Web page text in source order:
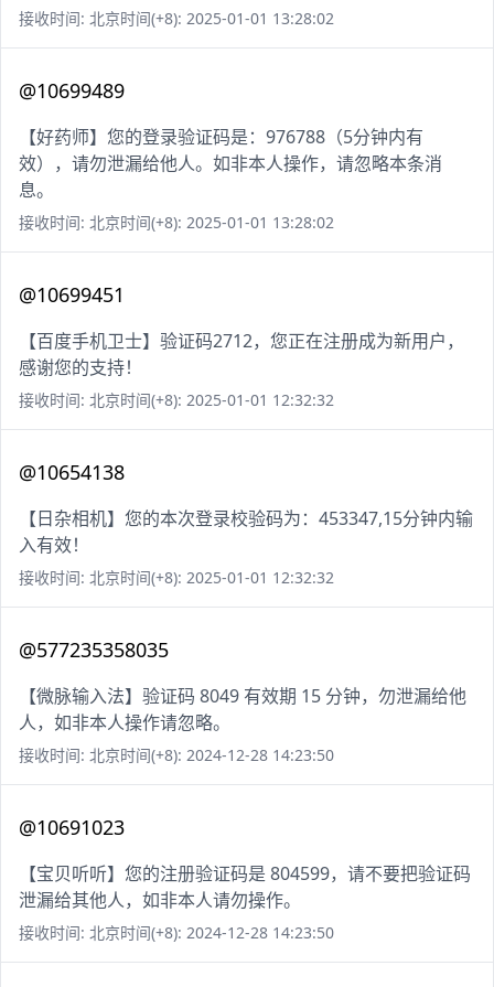
接收时间: 北京时间(+8): 2025-01-01 13:28:02
@10699489
【好药师】您的登录验证码是：976788（5分钟内有
效），请勿泄漏给他人。如非本人操作，请忽略本条消
息。
接收时间: 北京时间(+8): 2025-01-01 13:28:02
@10699451
【百度手机卫士】验证码2712，您正在注册成为新用户，
感谢您的支持！
接收时间: 北京时间(+8): 2025-01-01 12:32:32
@10654138
【日杂相机】您的本次登录校验码为：453347,15分钟内输
入有效！
接收时间: 北京时间(+8): 2025-01-01 12:32:32
@577235358035
【微脉输入法】验证码 8049 有效期 15 分钟，勿泄漏给他
人，如非本人操作请忽略。
接收时间: 北京时间(+8): 2024-12-28 14:23:50
@10691023
【宝贝听听】您的注册验证码是 804599，请不要把验证码
泄漏给其他人，如非本人请勿操作。
接收时间: 北京时间(+8): 2024-12-28 14:23:50